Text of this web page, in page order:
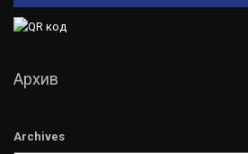
Архив
Archives